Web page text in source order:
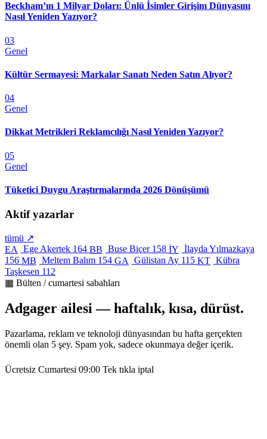
Beckham’ın 1 Milyar Doları: Ünlü İsimler Girişim Dünyasını
Nasıl Yeniden Yazıyor?
03
Genel
Kültür Sermayesi: Markalar Sanatı Neden Satın Alıyor?
04
Genel
Dikkat Metrikleri Reklamcılığı Nasıl Yeniden Yazıyor?
05
Genel
Tüketici Duygu Araştırmalarında 2026 Dönüşümü
Aktif yazarlar
tümü ↗
EA
Ege Akertek 164 BB Buse Biçer 158 İY İlayda Yılmazkaya
156 MB Meltem Balım 154 GA Gülistan Ay 115 KT Kübra
Taşkesen 112
▦ Bülten / cumartesi sabahları
Adgager ailesi — haftalık, kısa, dürüst.
Pazarlama, reklam ve teknoloji dünyasından bu hafta gerçekten
önemli olan 5 şey. Spam yok, sadece okunmaya değer içerik.
Ücretsiz Cumartesi 09:00 Tek tıkla iptal